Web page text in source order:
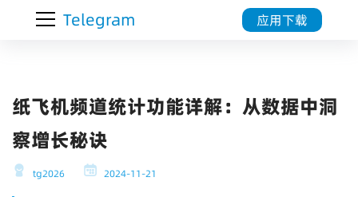
Telegram 应用下载
纸飞机频道统计功能详解：从数据中洞
察增长秘诀
tg2026 2024-11-21